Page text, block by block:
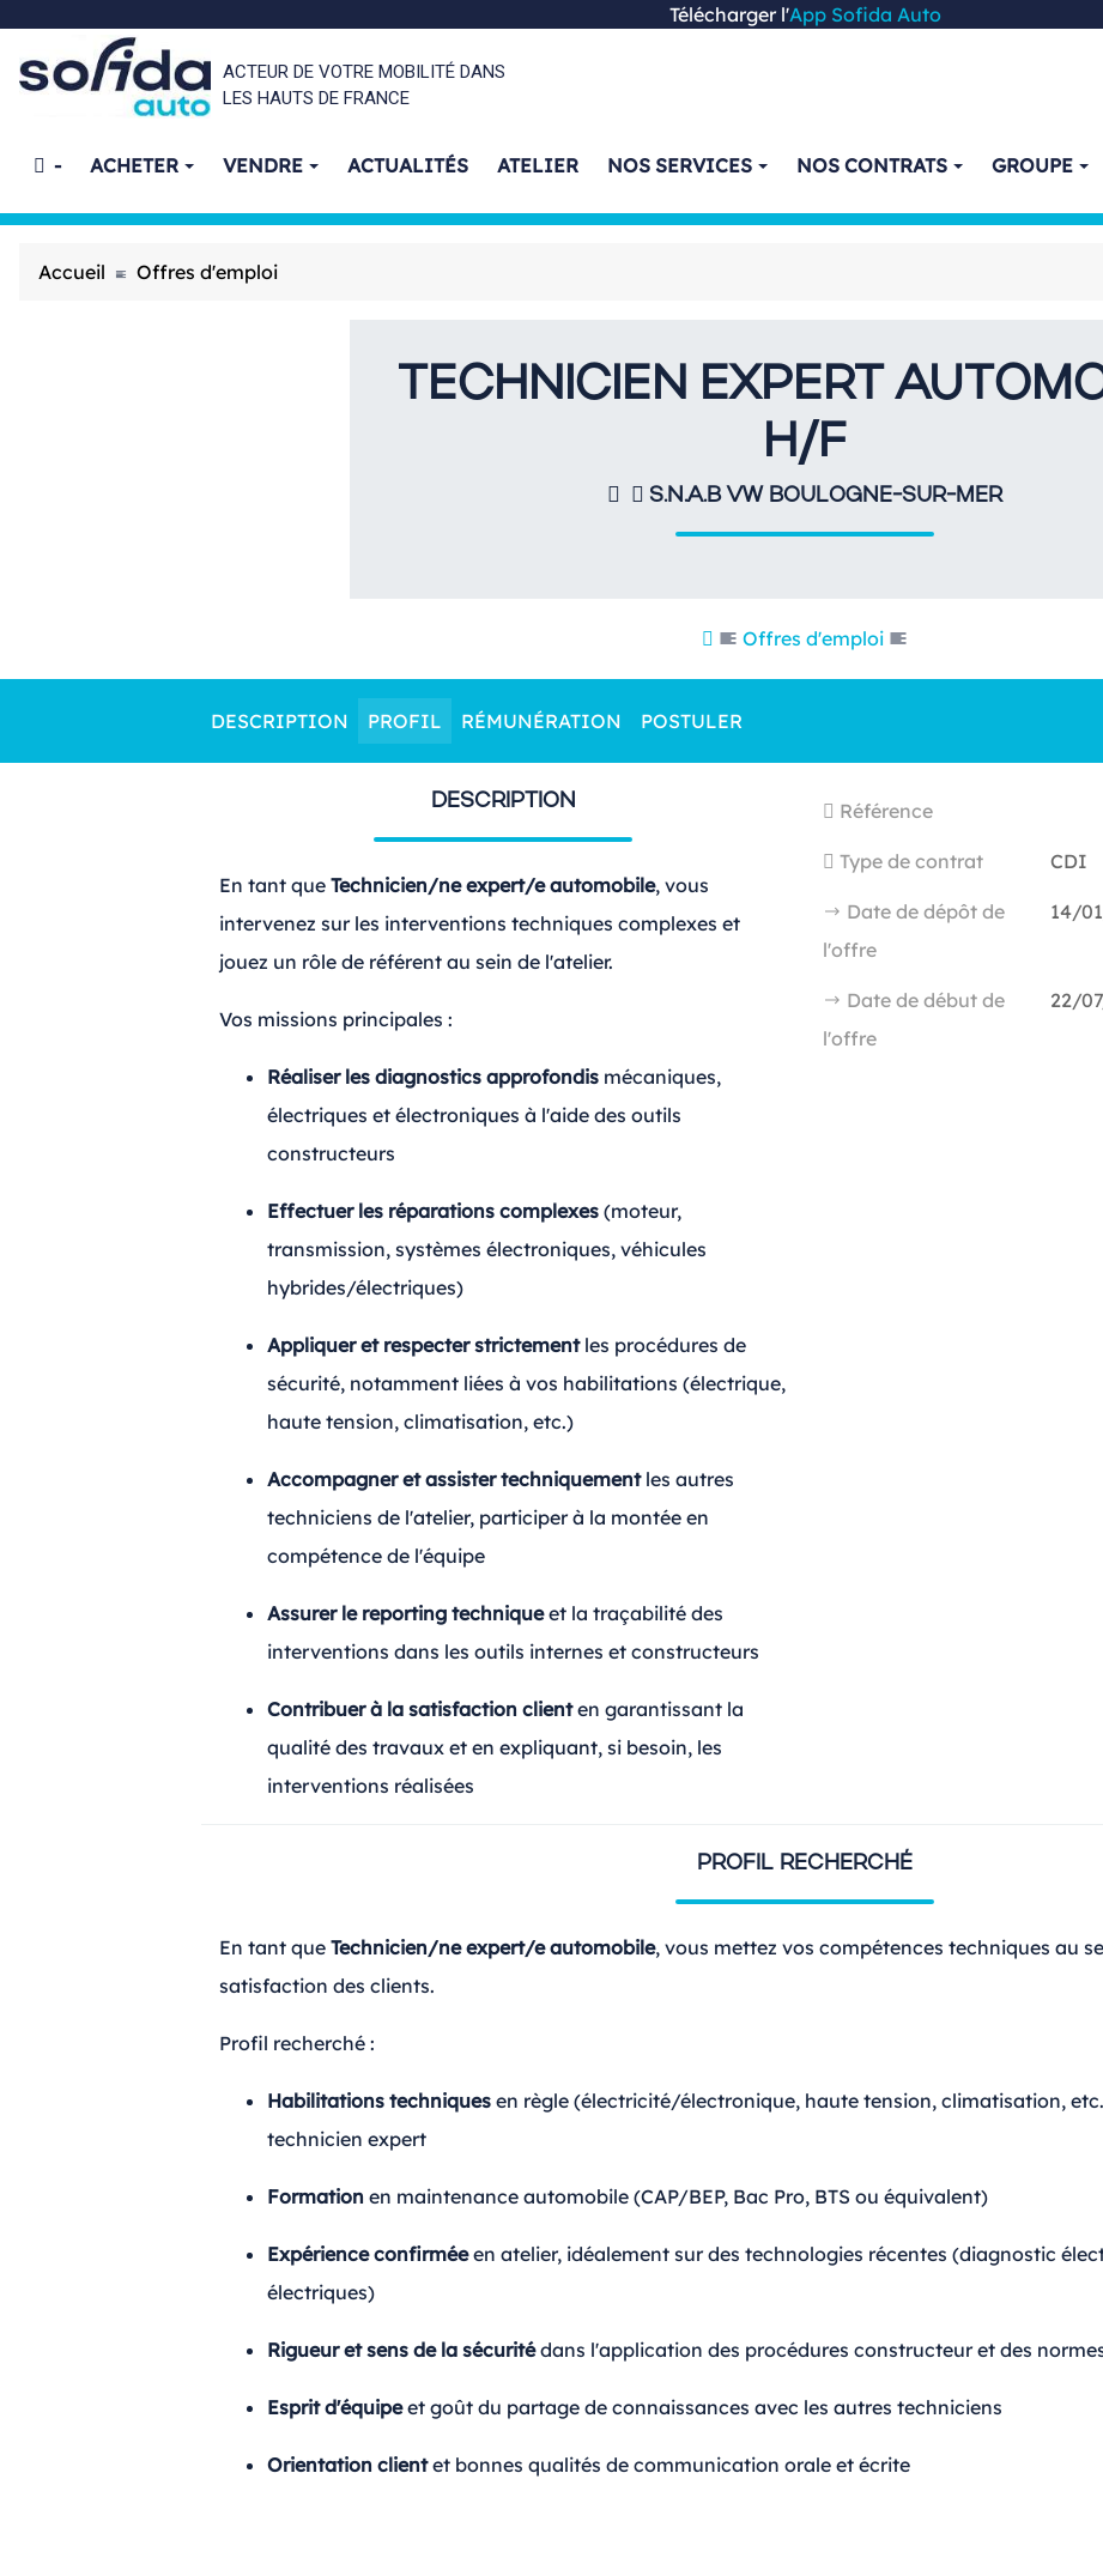
Télécharger l'App Sofida Auto
ACTEUR DE VOTRE MOBILITÉ DANS
LES HAUTS DE FRANCE
- ACHETER VENDRE ACTUALITÉS ATELIER NOS SERVICES NOS CONTRATS GROUPE
Accueil Offres d'emploi
TECHNICIEN EXPERT
H/F
S.N.A.B VW BOULOGNE-SUR-MER
Offres d'emploi
DESCRIPTION PROFIL RÉMUNÉRATION POSTULER
DESCRIPTION
En tant que Technicien/ne expert/e automobile, vous
intervenez sur les interventions techniques complexes et
jouez un rôle de référent au sein de l'atelier.
Vos missions principales :
Réaliser les diagnostics approfondis mécaniques,
électriques et électroniques à l'aide des outils
constructeurs
Effectuer les réparations complexes (moteur,
transmission, systèmes électroniques, véhicules
hybrides/électriques)
Appliquer et respecter strictementles procédures de
sécurité, notamment liées à vos habilitations (électrique,
haute tension, climatisation, etc.)
Accompagner et assister techniquementles autres
techniciens de l'atelier, participer à la montée en
compétence de l'équipe
Assurer le reporting techniqueet la traçabilité des
interventions dans les outils internes et constructeurs
Contribuer à la satisfaction clienten garantissant la
qualité des travaux et en expliquant, si besoin, les
interventions réalisées
Référence
Type de contrat CDI
Date de dépôt de
l'offre
14/
Date de début de
l'offre
22/
PROFIL RECHERCHÉ
En tant que Technicien/ne expert/e automobile, vous mettez vos compétences techniques au
satisfaction des clients.
Profil recherché :
Habilitations techniques en règle (électricité/électronique, haute tension, climatisation,
technicien expert
Formation en maintenance automobile (CAP/BEP, Bac Pro, BTS ou équivalent)
Expérience confirméeen atelier, idéalement sur des technologies récentes (diagnostic
électriques)
Rigueur et sens de la sécuritédans l'application des procédures constructeur et des
Esprit d'équipeet goût du partage de connaissances avec les autres techniciens
Orientation clientet bonnes qualités de communication orale et écrite